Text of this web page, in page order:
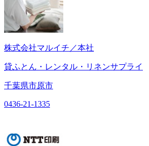
株式会社マルイチ／本社
貸ふとん・レンタル・リネンサプライ
千葉県市原市
0436-21-1335